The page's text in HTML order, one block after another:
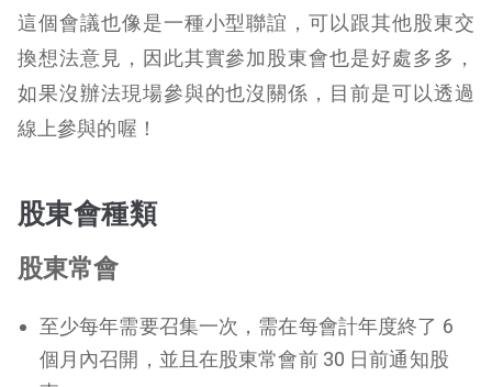
這個會議也像是一種小型聯誼，可以跟其他股東交
換想法意見，因此其實參加股東會也是好處多多，
如果沒辦法現場參與的也沒關係，目前是可以透過
線上參與的喔！
股東會種類
股東常會
至少每年需要召集一次，需在每會計年度終了 6
個月內召開，並且在股東常會前 30 日前通知股